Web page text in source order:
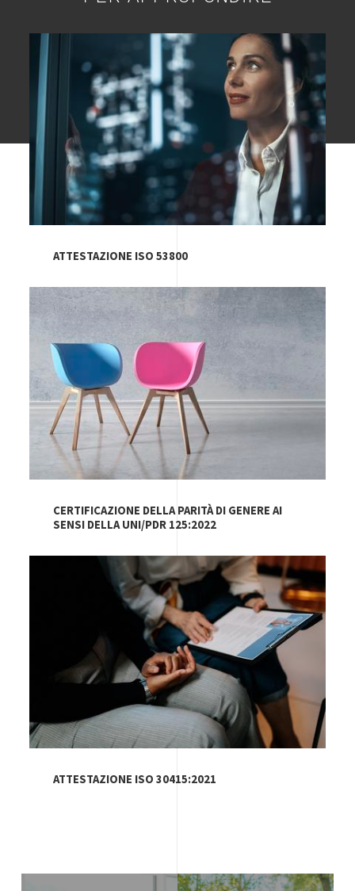
Image
ATTESTAZIONE ISO 53800
Image
CERTIFICAZIONE DELLA PARITÀ DI GENERE AI
SENSI DELLA UNI/PDR 125:2022
ATTESTAZIONE ISO 30415:2021
Image